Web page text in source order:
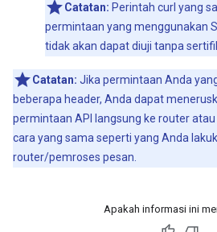
Catatan: Perintah curl yang
permintaan yang menggunakan
tidak akan dapat diuji tanpa
Catatan: Jika permintaan Anda
beberapa header, Anda dapat
permintaan API langsung ke router
cara yang sama seperti yang Anda
router/pemroses pesan.
Apakah informasi ini